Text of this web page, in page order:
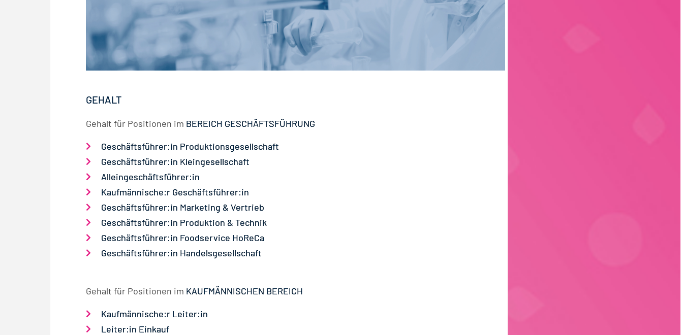
GEHALT
Gehalt für Positionen im BEREICH GESCHÄFTSFÜHRUNG
Geschäftsführer:in Produktionsgesellschaft
Geschäftsführer:in Kleingesellschaft
Alleingeschäftsführer:in
Kaufmännische:r Geschäftsführer:in
Geschäftsführer:in Marketing & Vertrieb
Geschäftsführer:in Produktion & Technik
Geschäftsführer:in Foodservice HoReCa
Geschäftsführer:in Handelsgesellschaft
Gehalt für Positionen im KAUFMÄNNISCHEN BEREICH
Kaufmännische:r Leiter:in
Leiter:in Einkauf